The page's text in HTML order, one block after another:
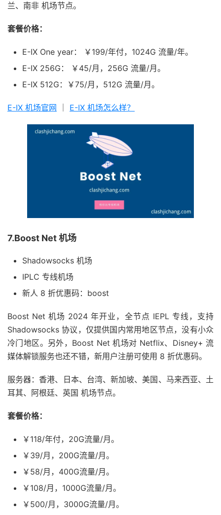
兰、南非 机场节点。
套餐价格：
E-IX One year： ￥199/年付，1024G 流量/年。
E-IX 256G： ￥45/月，256G 流量/月。
E-IX 512G：￥75/月，512G 流量/月。
E-IX 机场官网 E-IX 机场怎么样？
7.Boost Net 机场
Shadowsocks 机场
IPLC 专线机场
新人 8 折优惠码：boost
Boost Net 机场 2024 年开业，全节点 IEPL 专线，支持
Shadowsocks 协议，仅提供国内常用地区节点，没有小众
冷门地区。另外，Boost Net 机场对 Netflix、Disney+ 流
媒体解锁服务也还不错，新用户注册可使用 8 折优惠码。
服务器：香港、日本、台湾、新加坡、美国、马来西亚、土
耳其、阿根廷、英国 机场节点。
套餐价格：
￥118/年付，20G流量/月。
￥39/月，200G流量/月。
￥58/月，400G流量/月。
￥108/月，1000G流量/月。
￥500/月，3000G流量/月。